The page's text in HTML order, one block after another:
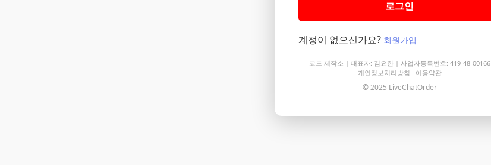
로그인
계정이 없으신가요? 회원가입
코드 제작소 | 대표자: 김요한 | 사업자등록번호: 419-48-00166
개인정보처리방침 · 이용약관
© 2025 LiveChatOrder